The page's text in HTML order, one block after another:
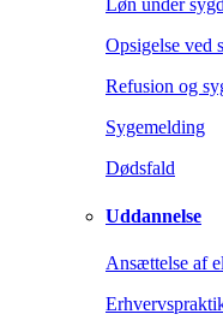
Løn under
Opsigelse ved
Refusion og
Sygemelding
Dødsfald
Uddannelse
Ansættelse af